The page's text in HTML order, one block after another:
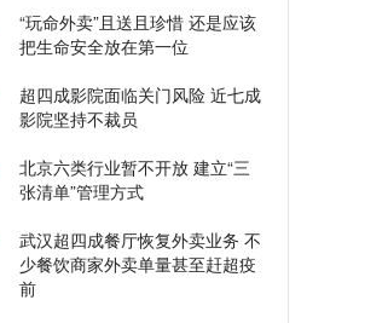
“玩命外卖”且送且珍惜 还是应该
把生命安全放在第一位
超四成影院面临关门风险 近七成
影院坚持不裁员
北京六类行业暂不开放 建立“三
张清单”管理方式
武汉超四成餐厅恢复外卖业务 不
少餐饮商家外卖单量甚至赶超疫
前